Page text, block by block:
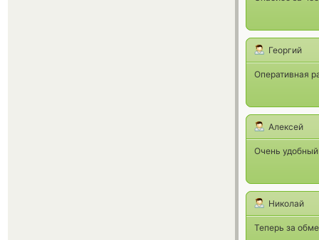
Георгий
Оперативная
Алексей
Очень
Николай
Теперь за